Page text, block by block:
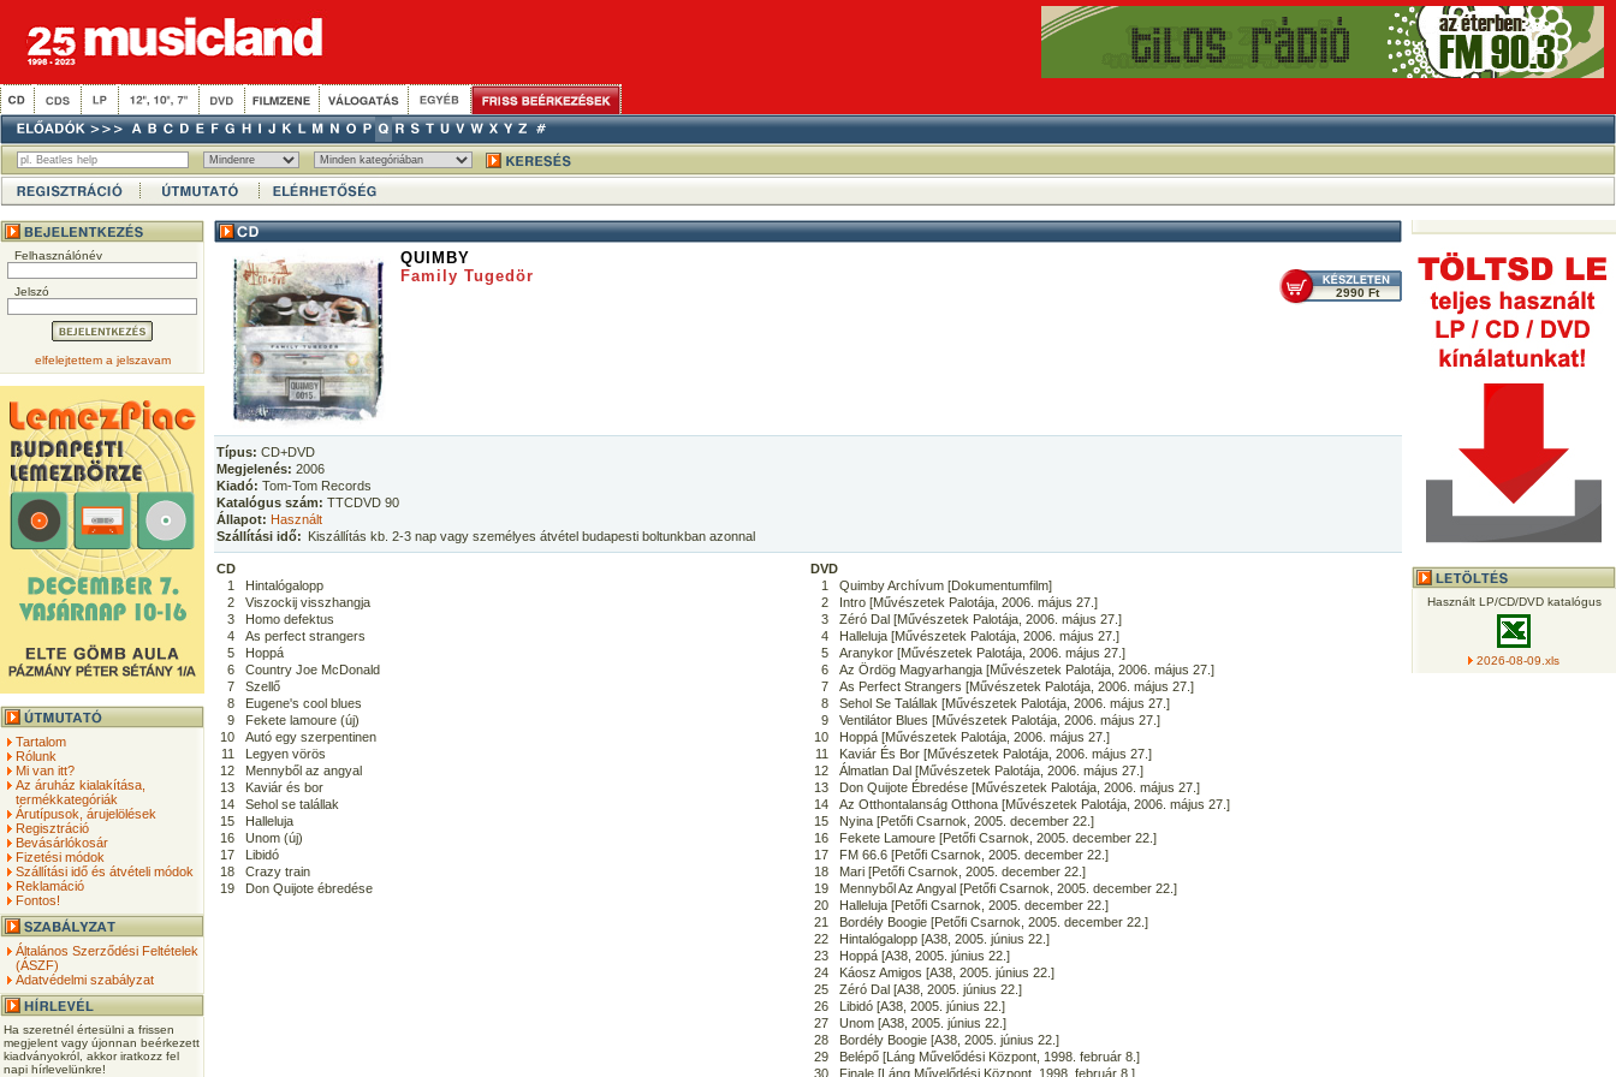
Felhasználónév
Jelszó
elfelejtettem a jelszavam
Tartalom
Rólunk
Mi van itt?
Az áruház kialakítása,
termékkategóriák
Árutípusok, árujelölések
Regisztráció
Bevásárlókosár
Fizetési módok
Szállítási idő és átvételi módok
Reklamáció
Fontos!
Általános Szerződési Feltételek
(ÁSZF)
Adatvédelmi szabályzat
Ha szeretnél értesülni a frissen
megjelent vagy újonnan beérkezett
kiadványokról, akkor iratkozz fel
napi hírlevelünkre!
QUIMBY
Family Tugedör
2990 Ft
Típus: CD+DVD
Megjelenés: 2006
Kiadó: Tom-Tom Records
Katalógus szám: TTCDVD 90
Állapot: Használt
Szállítási idő: Kiszállítás kb. 2-3 nap vagy személyes átvétel budapesti boltunkban azonnal
CD
1
Hintalógalopp
2
Viszockij visszhangja
3
Homo defektus
4
As perfect strangers
5
Hoppá
6
Country Joe McDonald
7
Szellő
8
Eugene's cool blues
9
Fekete lamoure (új)
10
Autó egy szerpentinen
11
Legyen vörös
12
Mennyből az angyal
13
Kaviár és bor
14
Sehol se talállak
15
Halleluja
16
Unom (új)
17
Libidó
18
Crazy train
19
Don Quijote ébredése
DVD
1
Quimby Archívum [Dokumentumfilm]
2
Intro [Művészetek Palotája, 2006. május 27.]
3
Zéró Dal [Művészetek Palotája, 2006. május 27.]
4
Halleluja [Művészetek Palotája, 2006. május 27.]
5
Aranykor [Művészetek Palotája, 2006. május 27.]
6
Az Ördög Magyarhangja [Művészetek Palotája, 2006. május 27.]
7
As Perfect Strangers [Művészetek Palotája, 2006. május 27.]
8
Sehol Se Talállak [Művészetek Palotája, 2006. május 27.]
9
Ventilátor Blues [Művészetek Palotája, 2006. május 27.]
10
Hoppá [Művészetek Palotája, 2006. május 27.]
11
Kaviár És Bor [Művészetek Palotája, 2006. május 27.]
12
Álmatlan Dal [Művészetek Palotája, 2006. május 27.]
13
Don Quijote Ébredése [Művészetek Palotája, 2006. május 27.]
14
Az Otthontalanság Otthona [Művészetek Palotája, 2006. május 27.]
15
Nyina [Petőfi Csarnok, 2005. december 22.]
16
Fekete Lamoure [Petőfi Csarnok, 2005. december 22.]
17
FM 66.6 [Petőfi Csarnok, 2005. december 22.]
18
Mari [Petőfi Csarnok, 2005. december 22.]
19
Mennyből Az Angyal [Petőfi Csarnok, 2005. december 22.]
20
Halleluja [Petőfi Csarnok, 2005. december 22.]
21
Bordély Boogie [Petőfi Csarnok, 2005. december 22.]
22
Hintalógalopp [A38, 2005. június 22.]
23
Hoppá [A38, 2005. június 22.]
24
Káosz Amigos [A38, 2005. június 22.]
25
Zéró Dal [A38, 2005. június 22.]
26
Libidó [A38, 2005. június 22.]
27
Unom [A38, 2005. június 22.]
28
Bordély Boogie [A38, 2005. június 22.]
29
Belépő [Láng Művelődési Központ, 1998. február 8.]
30
Finale [Láng Művelődési Központ, 1998. február 8.]
Használt LP/CD/DVD katalógus
2026-08-09.xls